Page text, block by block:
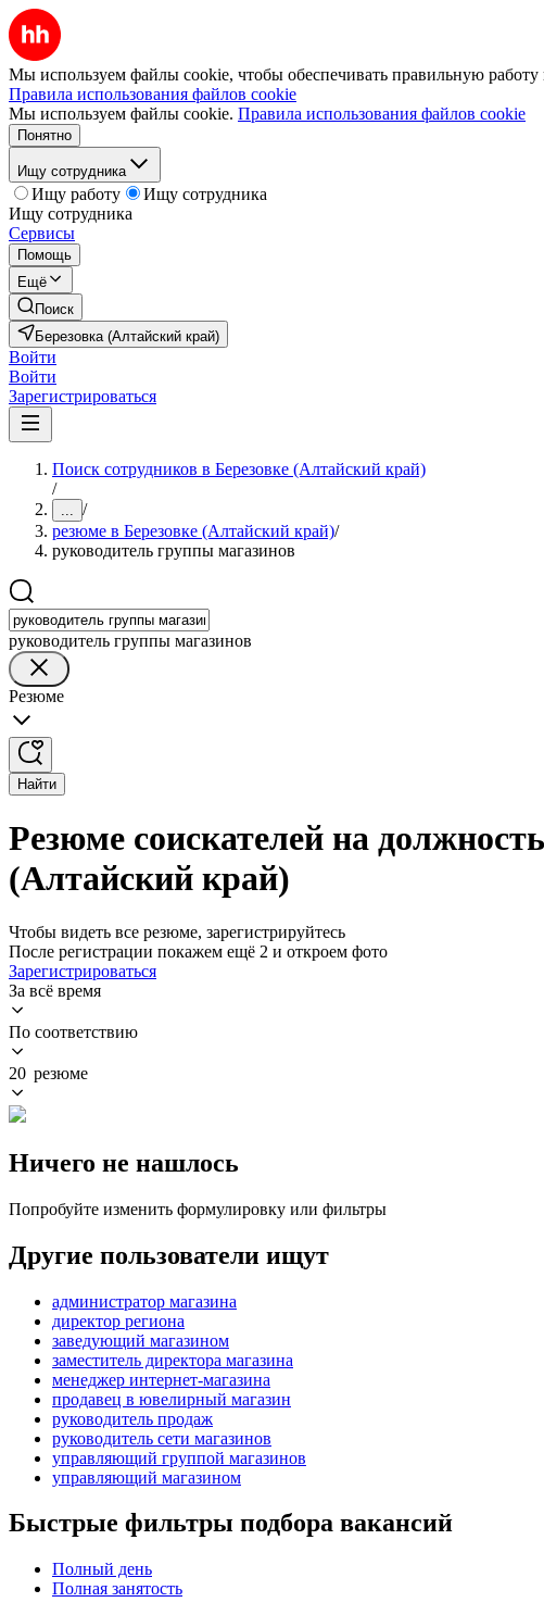
Мы используем файлы cookie, чтобы обеспечивать правильную работу
Правила использования файлов cookie
Мы используем файлы cookie. Правила использования файлов cookie
Понятно
Ищу сотрудника
Ищу работу
Ищу сотрудника
Ищу сотрудника
Сервисы
Помощь
Ещё
Поиск
Березовка (Алтайский край)
Войти
Войти
Зарегистрироваться
Поиск сотрудников в Березовке (Алтайский край)
/
... /
резюме в Березовке (Алтайский край)/
руководитель группы магазинов
руководитель группы магазинов
Резюме
Найти
Резюме соискателей на
(Алтайский край)
Чтобы видеть все резюме, зарегистрируйтесь
После регистрации покажем ещё 2 и откроем фото
Зарегистрироваться
За всё время
По соответствию
20 резюме
Ничего не нашлось
Попробуйте изменить формулировку или фильтры
Другие пользователи ищут
администратор магазина
директор региона
заведующий магазином
заместитель директора магазина
менеджер интернет-магазина
продавец в ювелирный магазин
руководитель продаж
руководитель сети магазинов
управляющий группой магазинов
управляющий магазином
Быстрые фильтры подбора вакансий
Полный день
Полная занятость